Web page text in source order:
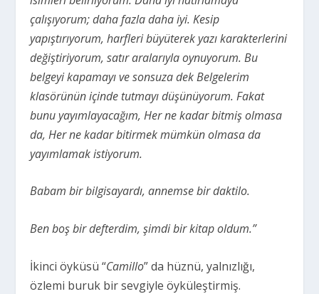
çalışıyorum; daha fazla daha iyi. Kesip
yapıştırıyorum, harfleri büyüterek yazı karakterlerini
değiştiriyorum, satır aralarıyla oynuyorum. Bu
belgeyi kapamayı ve sonsuza dek Belgelerim
klasörünün içinde tutmayı düşünüyorum. Fakat
bunu yayımlayacağım, Her ne kadar bitmiş olmasa
da, Her ne kadar bitirmek mümkün olmasa da
yayımlamak istiyorum.
Babam bir bilgisayardı, annemse bir daktilo.
Ben boş bir defterdim, şimdi bir kitap oldum.”
İkinci öyküsü “Camillo” da hüznü, yalnızlığı,
özlemi buruk bir sevgiyle öyküleştirmiş.